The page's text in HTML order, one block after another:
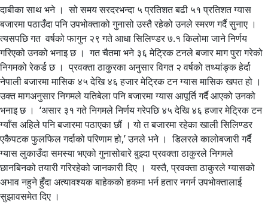
दाबीका साथ भने । सो समय सरदरभन्दा ५ प्रतिशत बढी ५१ प्रतिशत ग्यास
बजारमा पठाउँदा पनि उपभोक्ताको गुनासो उस्तै रहेको उनले स्मरण गर्दै सुनाए ।
त्यसपछि गत वर्षको फागुन २९ गते आधा सिलिण्डर ७.१ किलोमा जाने निर्णय
गरिएको उनको भनाइ छ । गत चैतमा भने ३६ मेट्रिक टनले बजार माग पुरा गरेको
निगमको रेकर्ड छ । प्रवक्ता ठाकुरका अनुसार विगत २ वर्षको तथ्यांङ्क हेर्दा
नेपाली बजारमा मासिक ४५ देखि ४६ हजार मेट्रिक टन ग्यास मासिक खपत हो ।
उक्त मागअनुसार निगमले यतिबेला पनि बजारमा ग्यास आपूर्ति गर्दै आएको उनको
भनाइ छ । ‘असार ३१ गते निगमले निर्णय गरेपछि ४५ देखि ४६ हजार मेट्रिक टन
ग्याँस अहिले पनि बजारमा पठाएका छौं । यो त बजारमा रहेका खाली सिलिण्डर
एकैपटक फुलफिल गर्दाको परिणाम हो,’ उनले भने । डिलरले कालोबजारी गर्दै
ग्यास लुकाउँदा समस्या भएको गुनासोबारे बुझ्दा प्रवक्ता ठाकुरले निगमले
छानबिनको तयारी गरिरहेको जानकारी दिए । यस्तै, प्रवक्ता ठाकुरले ग्यासको
अभाव नहुने हुँदा अत्यावश्यक बाहेकको हकमा भर्न हतार नगर्न उपभोक्तालाई
सुझावसमेत दिए ।